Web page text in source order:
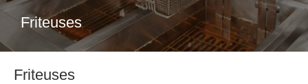
Friteuses
Friteuses